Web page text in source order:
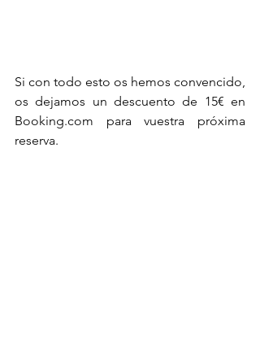
Si con todo esto os hemos convencido,
os dejamos un descuento de 15€ en
Booking.com para vuestra próxima
reserva.